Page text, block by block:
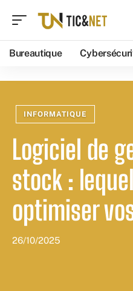
Bureautique
INFORMATIQUE
Logiciel de
stock :
optimiser
26/10/2025